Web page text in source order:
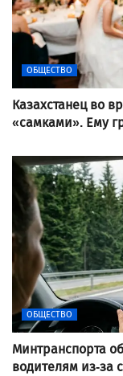
ОБЩЕСТВО
Казахстанец во
«самками». Ему
ОБЩЕСТВО
Минтранспорта
водителям из-за